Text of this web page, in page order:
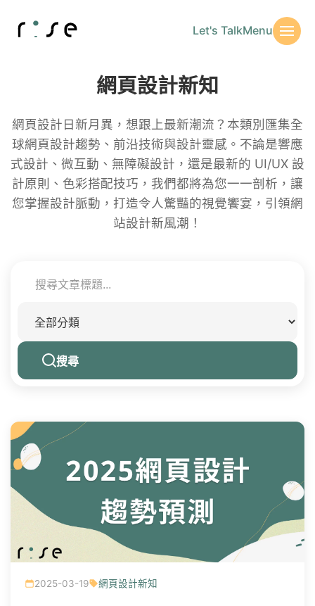
Let's TalkMenu
網頁設計新知
網頁設計日新月異，想跟上最新潮流？本類別匯集全
球網頁設計趨勢、前沿技術與設計靈感。不論是響應
式設計、微互動、無障礙設計，還是最新的 UI/UX 設
計原則、色彩搭配技巧，我們都將為您一一剖析，讓
您掌握設計脈動，打造令人驚豔的視覺饗宴，引領網
站設計新風潮！
搜尋
2025-03-19 網頁設計新知